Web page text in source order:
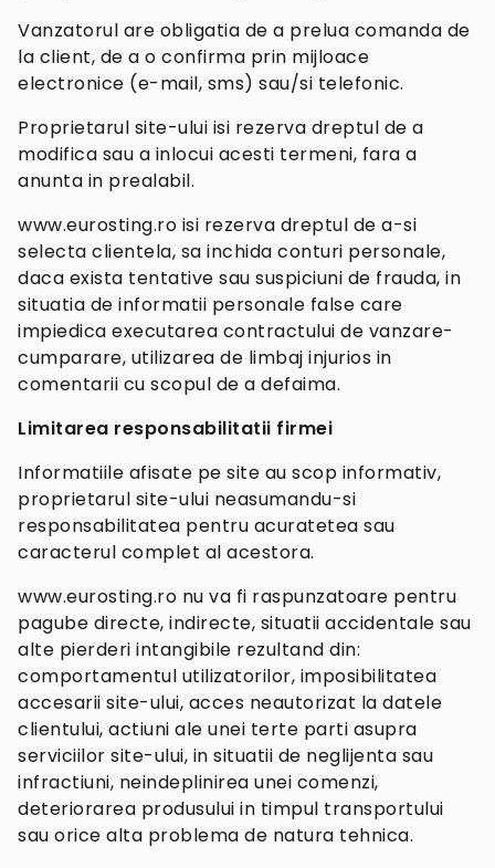
Vanzatorul are obligatia de a prelua comanda de
la client, de a o confirma prin mijloace
electronice (e-mail, sms) sau/si telefonic.
Proprietarul site-ului isi rezerva dreptul de a
modifica sau a inlocui acesti termeni, fara a
anunta in prealabil.
www.eurosting.ro isi rezerva dreptul de a-si
selecta clientela, sa inchida conturi personale,
daca exista tentative sau suspiciuni de frauda, in
situatia de informatii personale false care
impiedica executarea contractului de vanzare-
cumparare, utilizarea de limbaj injurios in
comentarii cu scopul de a defaima.
Limitarea responsabilitatii firmei
Informatiile afisate pe site au scop informativ,
proprietarul site-ului neasumandu-si
responsabilitatea pentru acuratetea sau
caracterul complet al acestora.
www.eurosting.ro nu va fi raspunzatoare pentru
pagube directe, indirecte, situatii accidentale sau
alte pierderi intangibile rezultand din:
comportamentul utilizatorilor, imposibilitatea
accesarii site-ului, acces neautorizat la datele
clientului, actiuni ale unei terte parti asupra
serviciilor site-ului, in situatii de neglijenta sau
infractiuni, neindeplinirea unei comenzi,
deteriorarea produsului in timpul transportului
sau orice alta problema de natura tehnica.